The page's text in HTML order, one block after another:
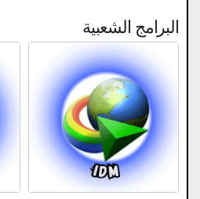
البرامج الشعبية